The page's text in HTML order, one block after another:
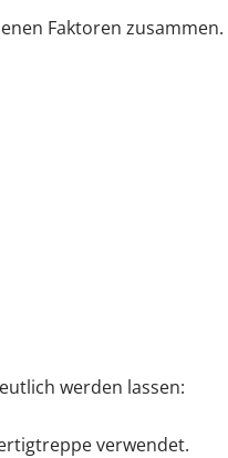
Faktoren zusammen.
werden lassen:
verwendet.